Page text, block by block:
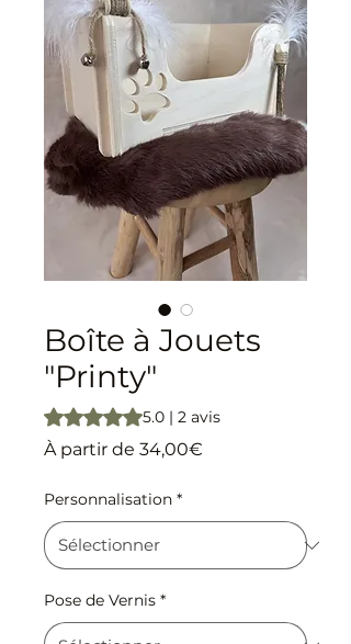
Boîte à Jouets
"Printy"
La note est de 5.0 sur cinq étoiles selon
5.0 | 2 avis
À partir de 34,00€
Personnalisation *
Pose de Vernis *